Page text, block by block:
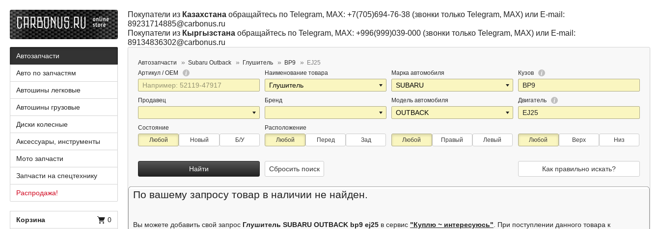
Покупатели из Казахстана обращайтесь по Telegram, MAX: +7(705)694-76-38 (звонки только Telegram, MAX) или E-mail:
89231714885@carbonus.ru
Покупатели из Кыргызстана обращайтесь по Telegram, MAX: +996(999)039-000 (звонки только Telegram, MAX) или E-mail:
89134836302@carbonus.ru
Автозапчасти Subaru Outback Глушитель BP9
EJ25
Артикул / OEM
Продавец
Наименование товара
Бренд
Марка автомобиля
Модель автомобиля
Кузов
Двигатель
Состояние
Любой
Новый Б/У
Расположение
Любой
Перед Зад Любой Правый Левый Любой Верх Низ
Найти Сбросить поиск Как правильно искать?
По вашему запросу товар в наличии не найден.
Вы можете добавить свой запрос Глушитель SUBARU OUTBACK bp9 ej25 в сервис "Куплю ~ интересуюсь" . При поступлении данного товара к
Автозапчасти
Авто по запчастям
Автошины легковые
Автошины грузовые
Диски колесные
Аксессуары, инструменты
Мото запчасти
Запчасти на спецтехнику
Распродажа!
Корзина 0